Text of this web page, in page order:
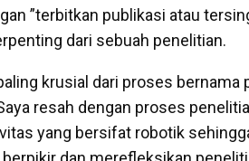
”terbitkan publikasi atau
dari sebuah penelitian.
krusial dari proses bernama
resah dengan proses
yang bersifat robotik